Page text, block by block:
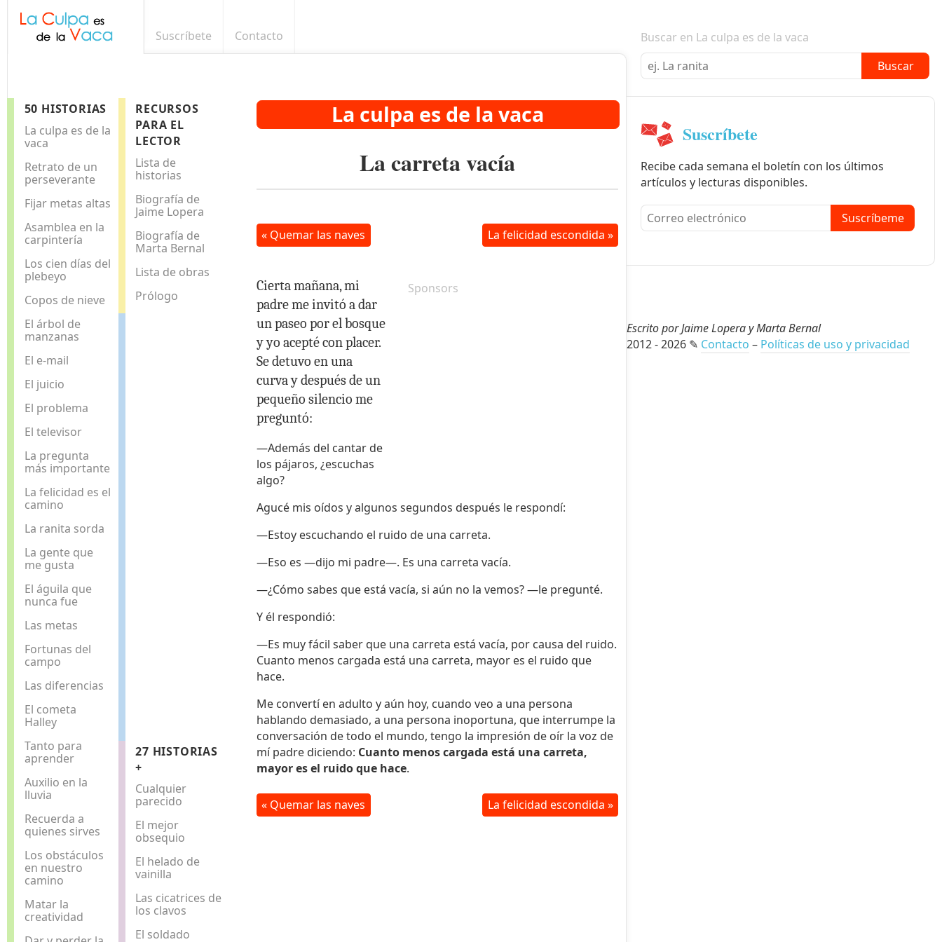
Suscríbete Contacto Boletín informativo
50 HISTORIAS
La culpa es de la
vaca
Retrato de un
perseverante
Fijar metas altas
Asamblea en la
carpintería
Los cien días del
plebeyo
Copos de nieve
El árbol de
manzanas
El e-mail
El juicio
El problema
El televisor
La pregunta
más importante
La felicidad es el
camino
La ranita sorda
La gente que
me gusta
El águila que
nunca fue
Las metas
Fortunas del
campo
Las diferencias
El cometa
Halley
Tanto para
aprender
Auxilio en la
lluvia
Recuerda a
quienes sirves
Los obstáculos
en nuestro
camino
Matar la
creatividad
RECURSOS
PARA EL
LECTOR
Lista de
historias
Biografía de
Jaime Lopera
Biografía de
Marta Bernal
Lista de obras
Prólogo
27 HISTORIAS
+
Cualquier
parecido
El mejor
obsequio
El helado de
vainilla
Las cicatrices de
los clavos
El soldado
La culpa es de la vaca
La carreta vacía
« Quemar las naves La felicidad escondida »
Sponsors
Cierta mañana, mi
padre me invitó a dar
un paseo por el bosque
y yo acepté con placer.
Se detuvo en una
curva y después de un
pequeño silencio me
preguntó:
—Además del cantar de
los pájaros, ¿escuchas
algo?
Agucé mis oídos y algunos segundos después le respondí:
—Estoy escuchando el ruido de una carreta.
—Eso es —dijo mi padre—. Es una carreta vacía.
—¿Cómo sabes que está vacía, si aún no la vemos? —le pregunté.
Y él respondió:
—Es muy fácil saber que una carreta está vacía, por causa del ruido.
Cuanto menos cargada está una carreta, mayor es el ruido que
hace.
Me convertí en adulto y aún hoy, cuando veo a una persona
hablando demasiado, a una persona inoportuna, que interrumpe la
conversación de todo el mundo, tengo la impresión de oír la voz de
mí padre diciendo: Cuanto menos cargada está una carreta,
mayor es el ruido que hace.
« Quemar las naves La felicidad escondida »
Buscar en La culpa es de la vaca
Buscar
Suscríbete
Recibe cada semana el boletín con los últimos
artículos y lecturas disponibles.
Suscríbeme
Escrito por Jaime Lopera y Marta Bernal
2012 - 2026 ✎ Contacto – Políticas de uso y privacidad